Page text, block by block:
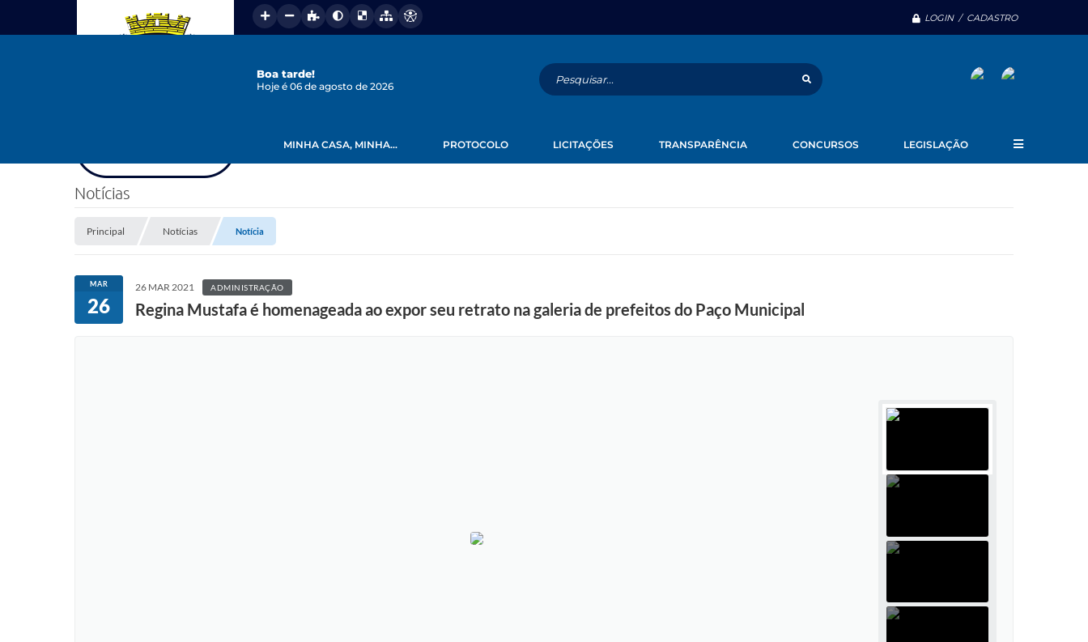
LOGIN / CADASTRO
Boa tarde!
Hoje é 06 de agosto de 2026
MINHA CASA, MINHA... PROTOCOLO LICITAÇÕES TRANSPARÊNCIA CONCURSOS LEGISLAÇÃO
Notícias
Principal Notícias Notícia
MAR
26
26 MAR 2021 ADMINISTRAÇÃO
Regina Mustafa é homenageada ao expor seu retrato na galeria de prefeitos do Paço Municipal